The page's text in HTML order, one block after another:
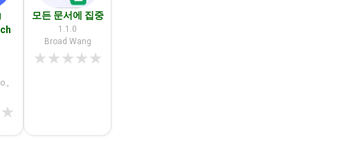
★
모든 문서에 집중
1.1.0
Broad Wang
★★★★★